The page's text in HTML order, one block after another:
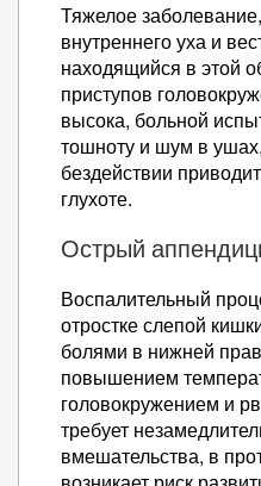
Тяжелое
внутреннего уха и
находящийся в этой
приступов
высока, больной
тошноту и шум в
бездействии
глухоте.
Острый
Воспалительный
отростке слепой
болями в нижней
повышением
головокружением и
требует
вмешательства, в